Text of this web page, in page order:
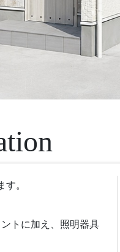
。
トに加え、照明器具